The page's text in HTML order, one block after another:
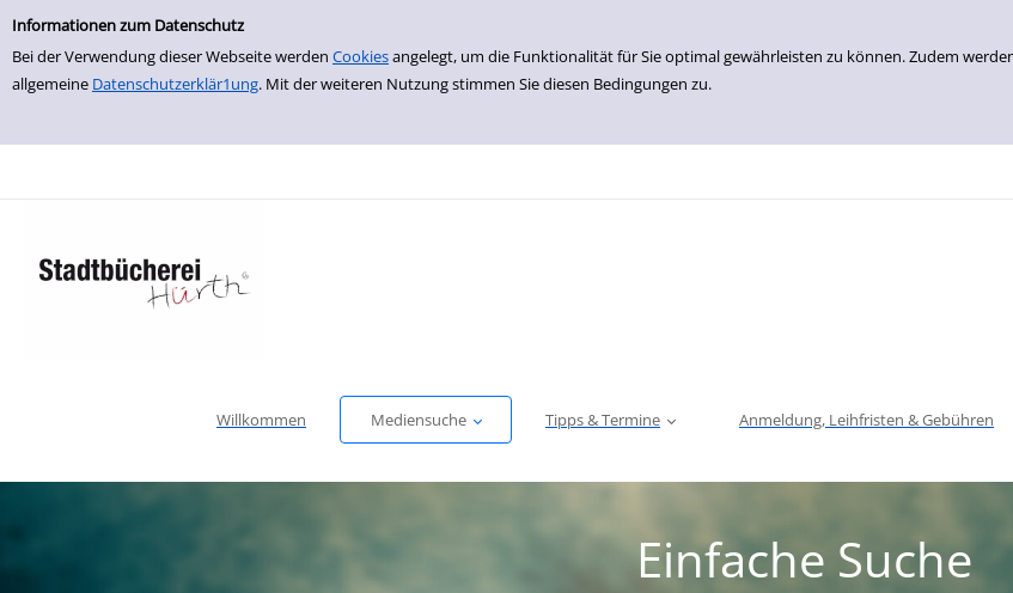
Einfache Suche
Informationen zum Datenschutz
Bei der Verwendung dieser Webseite werden Cookiesangelegt, um die Funktionalität für Sie optimal gewährleisten zu können. Zudem
allgemeine Datenschutzerklär1ung. Mit der weiteren Nutzung stimmen Sie diesen Bedingungen zu.
zur Navigation springen
zum Inhalt springen
Zur Detailanzeige springen
Willkommen Mediensuche Tipps & Termine Anmeldung, Leihfristen & Gebühren
Einfache Suche